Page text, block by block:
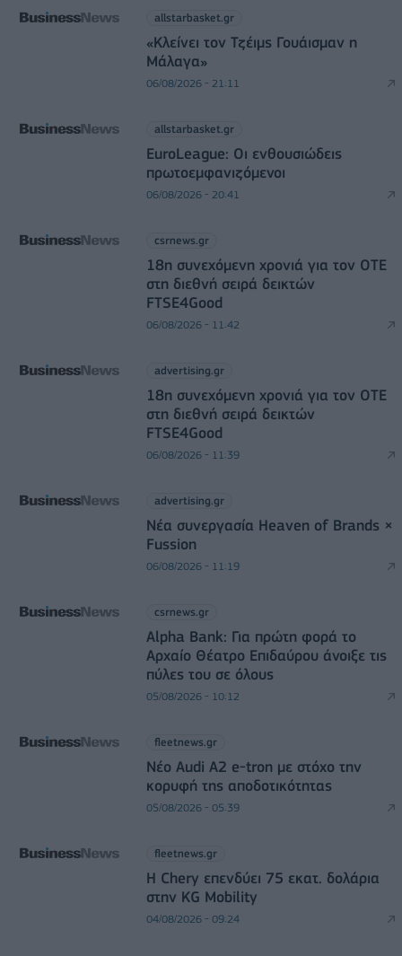
allstarbasket.gr
«Κλείνει τον Τζέιμς Γουάισμαν η
Μάλαγα»
06/08/2026 - 21:11
allstarbasket.gr
EuroLeague: Οι ενθουσιώδεις
πρωτοεμφανιζόμενοι
06/08/2026 - 20:41
csrnews.gr
18η συνεχόμενη χρονιά για τον ΟΤΕ
στη διεθνή σειρά δεικτών
FTSE4Good
06/08/2026 - 11:42
advertising.gr
18η συνεχόμενη χρονιά για τον ΟΤΕ
στη διεθνή σειρά δεικτών
FTSE4Good
06/08/2026 - 11:39
advertising.gr
Νέα συνεργασία Heaven of Brands ×
Fussion
06/08/2026 - 11:19
csrnews.gr
Alpha Bank: Για πρώτη φορά το
Αρχαίο Θέατρο Επιδαύρου άνοιξε τις
πύλες του σε όλους
05/08/2026 - 10:12
fleetnews.gr
Νέο Audi A2 e-tron με στόχο την
κορυφή της αποδοτικότητας
05/08/2026 - 05:39
fleetnews.gr
Η Chery επενδύει 75 εκατ. δολάρια
στην KG Mobility
04/08/2026 - 09:24